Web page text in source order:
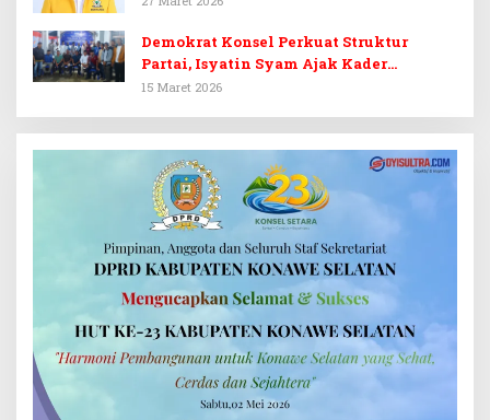
Demokrat Konsel Perkuat Struktur
Partai, Isyatin Syam Ajak Kader
Kembalikan Kejayaan
15 Maret 2026